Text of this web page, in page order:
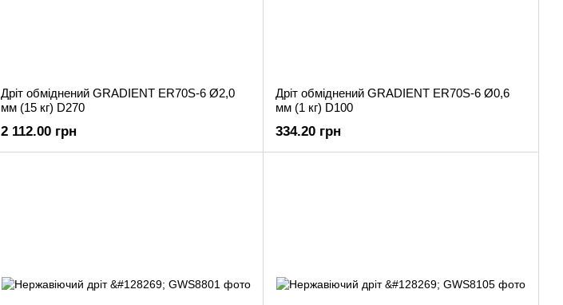
Дріт обміднений GRADIENT ER70S-6 Ø2,0
мм (15 кг) D270
2 112.00 грн
Дріт обміднений GRADIENT ER70S-6 Ø0,6
мм (1 кг) D100
334.20 грн